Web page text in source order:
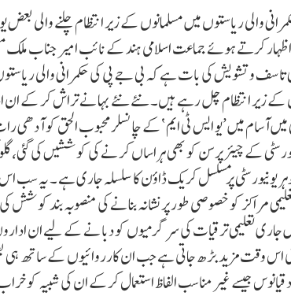
والی ریاستوں میں مسلمانوں کے زیر انتظام چلنے والی بعض
اظہار کرتے ہوئے جماعت اسلامی ہند کے نائب امیر جناب
تاسف و تشویش کی بات ہے کہ بی جے پی کی حکمرانی والی
کے زیر انتظام چل رہے ہیں۔ نئے نئے بہانے تراش کر کے ان
آسام میں ’یو ایس ٹی ایم ‘کے چانسلر محبوب الحق کو آدھی
کے چیئر پرسن کو بھی ہراساں کرنے کی کوششیں کی گئی،
جوہر یونیورسٹی پر مسلسل کریک ڈاؤن کا سلسلہ جاری ہے ۔ یہ
مراکز کو خصوصی طور پر نشانہ بنانے کی منصوبہ بند
تعلیمی ترقیات کی سرگرمیوں کو دبانے کے لیے ان اداروں
اس وقت مزید بڑھ جاتی ہے جب ان کارروائیوں کے ساتھ
جیسے غیر مناسب الفاظ استعمال کرکے ان کی شبیہ کو خراب